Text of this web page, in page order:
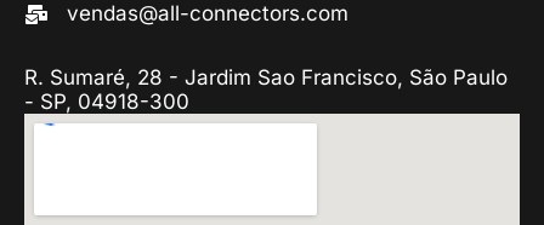
vendas@all-connectors.com
R. Sumaré, 28 - Jardim Sao Francisco, São Paulo
- SP, 04918-300